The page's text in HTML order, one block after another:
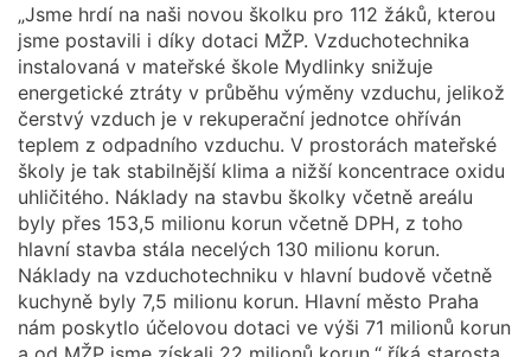
„Jsme hrdí na naši novou školku pro 112 žáků, kterou
jsme postavili i díky dotaci MŽP. Vzduchotechnika
instalovaná v mateřské škole Mydlinky snižuje
energetické ztráty v průběhu výměny vzduchu, jelikož
čerstvý vzduch je v rekuperační jednotce ohříván
teplem z odpadního vzduchu. V prostorách mateřské
školy je tak stabilnější klima a nižší koncentrace oxidu
uhličitého. Náklady na stavbu školky včetně areálu
byly přes 153,5 milionu korun včetně DPH, z toho
hlavní stavba stála necelých 130 milionu korun.
Náklady na vzduchotechniku v hlavní budově včetně
kuchyně byly 7,5 milionu korun. Hlavní město Praha
nám poskytlo účelovou dotaci ve výši 71 milionů korun